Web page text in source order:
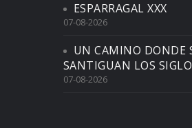
ESPARRAGAL XXX
07-08-2026
UN CAMINO DONDE
SANTIGUAN LOS
07-08-2026